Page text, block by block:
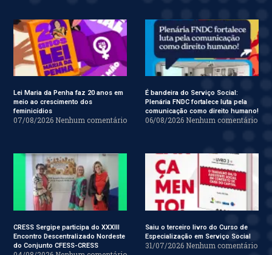
Lei Maria da Penha faz 20 anos em
meio ao crescimento dos
feminicídios
07/08/2026 Nenhum comentário
É bandeira do Serviço Social:
Plenária FNDC fortalece luta pela
comunicação como direito humano!
06/08/2026 Nenhum comentário
CRESS Sergipe participa do XXXIII
Encontro Descentralizado Nordeste
do Conjunto CFESS-CRESS
Saiu o terceiro livro do Curso de
Especialização em Serviço Social
31/07/2026 Nenhum comentário